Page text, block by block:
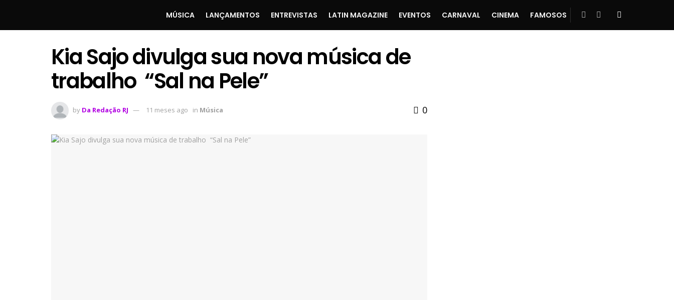
MÚSICA LANÇAMENTOS ENTREVISTAS LATIN MAGAZINE EVENTOS CARNAVAL CINEMA FAMOSOS
Kia Sajo divulga sua nova música de
trabalho “Sal na Pele”
by Da Redação RJ 11 meses ago in Música 0